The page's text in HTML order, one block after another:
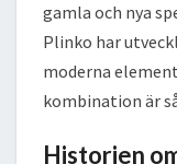
gamla och nya
Plinko har
moderna
kombination är
Historien